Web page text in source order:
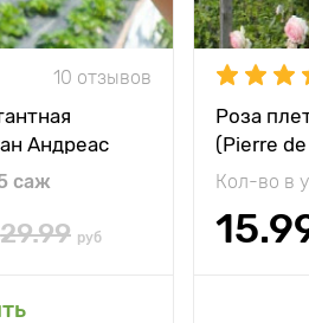
10 отзывов
Андреас
саж
29.99 руб
Роза
(Pierre
Кол-во в